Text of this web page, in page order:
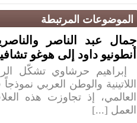
الموضوعات المرتبطة
جمال عبد الناصر
أنطونيو داود إلى هوغو
إبراهيم حرشاوي تشكّل
اللاتينية والوطن العربي
العالمي، إذ تجاوزت هذه
العمل [...]